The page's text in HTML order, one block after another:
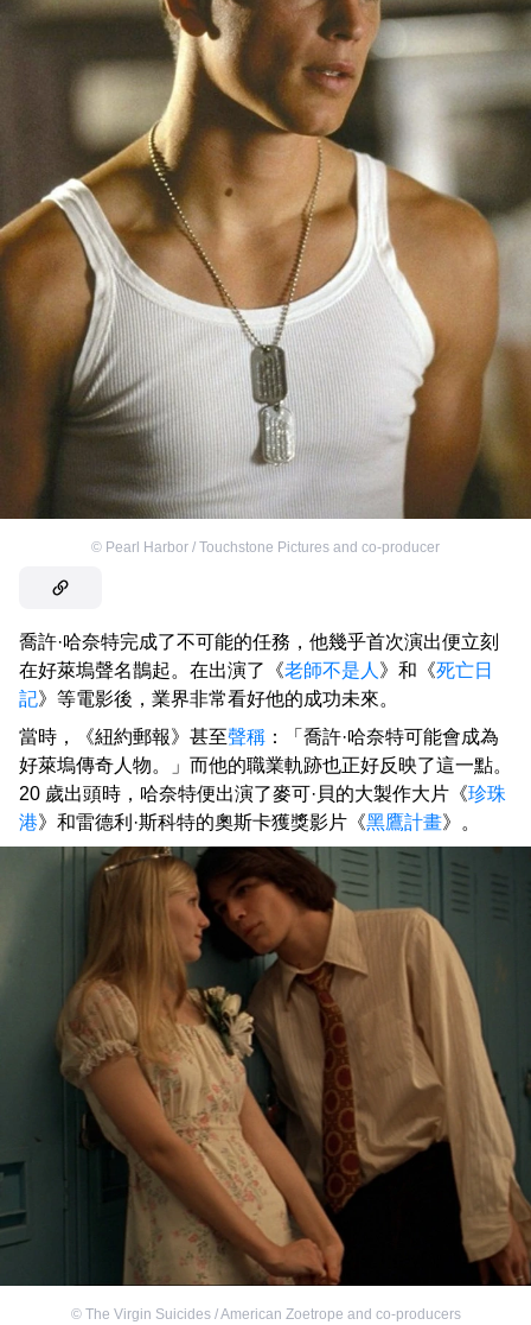
© Pearl Harbor / Touchstone Pictures and co-producer
喬許·哈奈特完成了不可能的任務，他幾乎首次演出便立刻
在好萊塢聲名鵲起。在出演了《老師不是人 》和《死亡日
記》等電影後，業界非常看好他的成功未來。
當時，《紐約郵報》甚至聲稱 ：「喬許·哈奈特可能會成為
好萊塢傳奇人物。」而他的職業軌跡也正好反映了這一點。
20 歲出頭時，哈奈特便出演了麥可·貝的大製作大片《珍珠
港》和雷德利·斯科特的奧斯卡獲獎影片《黑鷹計畫》。
© The Virgin Suicides / American Zoetrope and co-producers